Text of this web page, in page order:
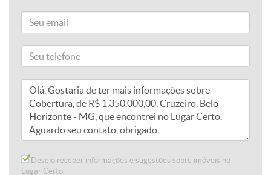
Desejo receber informações e sugestões sobre imóveis no
Lugar Certo.